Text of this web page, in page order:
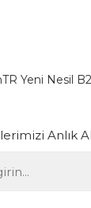
Yeni Nesil
Anlık